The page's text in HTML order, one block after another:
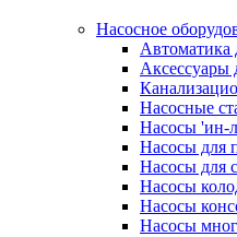
Насосное
Автоматика
Аксессуары
Насосные
Насосы 'ин-
Насосы для
Насосы для
Насосы
Насосы
Насосы